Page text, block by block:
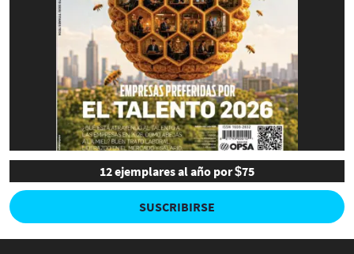
12 ejemplares al año por $75
SUSCRIBIRSE